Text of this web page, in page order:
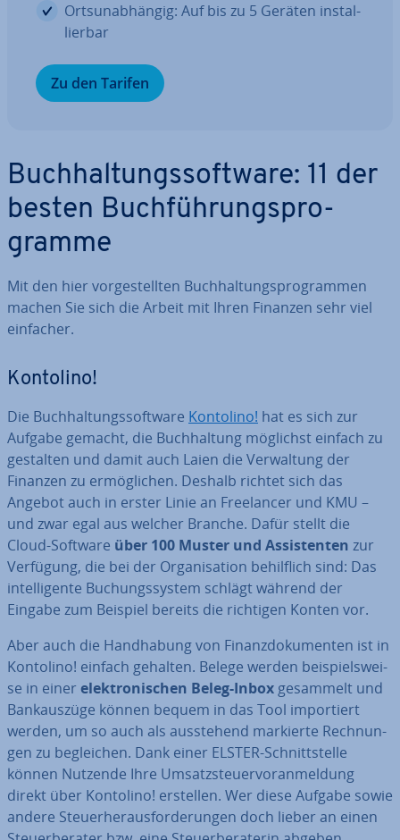
Orts­un­ab­hän­gig: Auf bis zu 5 Geräten in­stal­
lier­bar
Zu den Tarifen
Buch­hal­tungs­soft­ware: 11 der
besten Buch­füh­rungs­pro­
gram­me
Mit den hier vor­ge­stell­ten Buch­hal­tungs­pro­gram­men
machen Sie sich die Arbeit mit Ihren Finanzen sehr viel
einfacher.
Kontolino!
Die Buch­hal­tungs­soft­ware Kontolino! hat es sich zur
Aufgabe gemacht, die Buch­hal­tung möglichst einfach zu
gestalten und damit auch Laien die Ver­wal­tung der
Finanzen zu er­mög­li­chen. Deshalb richtet sich das
Angebot auch in erster Linie an Free­lan­cer und KMU –
und zwar egal aus welcher Branche. Dafür stellt die
Cloud-Software über 100 Muster und As­sis­ten­ten zur
Verfügung, die bei der Or­ga­ni­sa­ti­on be­hilf­lich sind: Das
in­tel­li­gen­te Bu­chungs­sys­tem schlägt während der
Eingabe zum Beispiel bereits die richtigen Konten vor.
Aber auch die Hand­ha­bung von Fi­nanz­do­ku­men­ten ist in
Kontolino! einfach gehalten. Belege werden bei­spiels­wei­
se in einer elek­tro­ni­schen Beleg-Inbox gesammelt und
Bank­aus­zü­ge können bequem in das Tool im­por­tiert
werden, um so auch als aus­ste­hend markierte Rech­nun­
gen zu be­glei­chen. Dank einer ELSTER-Schnitt­stel­le
können Nutzende Ihre Um­satz­steu­er­vor­anmel­dung
direkt über Kontolino! erstellen. Wer diese Aufgabe sowie
andere Steu­er­her­aus­for­de­run­gen doch lieber an einen